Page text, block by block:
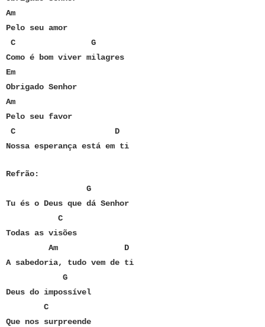
Am
Pelo seu amor
C G
Como é bom viver milagres
Em
Obrigado Senhor
Am
Pelo seu favor
C D
Nossa esperança está em ti
Refrão:
G
Tu és o Deus que dá Senhor
C
Todas as visões
Am D
A sabedoria, tudo vem de ti
G
Deus do impossível
C
Que nos surpreende